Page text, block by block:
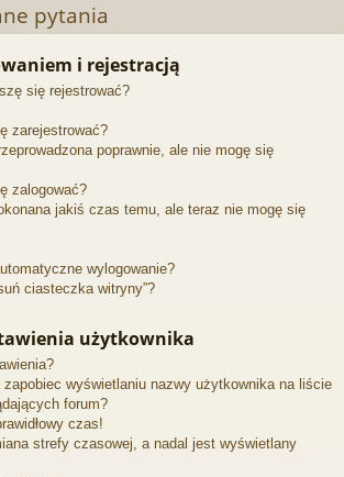
pytania
i rejestracją
się rejestrować?
zarejestrować?
poprawnie, ale nie mogę się
zalogować?
jakiś czas temu, ale teraz nie mogę się
wylogowanie?
ciasteczka witryny”?
użytkownika
wyświetlaniu nazwy użytkownika na liście
forum?
czas!
strefy czasowej, a nadal jest wyświetlany